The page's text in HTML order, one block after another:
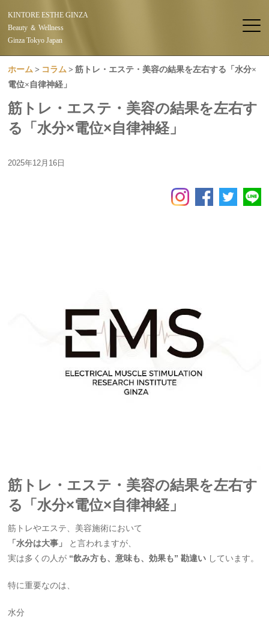
KINTORE ESTHE GINZA
Beauty ＆ Wellness
Ginza Tokyo Japan
ホーム コラム
筋トレ・エステ・美容の結果を左右する「水分×
電位×自律神経」
筋トレ・エステ・美容の結果を左右す
る「水分×電位×自律神経」
2025年12月16日
筋トレ・エステ・美容の結果を左右す
る「水分×電位×自律神経」
筋トレやエステ、美容施術において
「水分は大事」
と言われますが、
実は多くの人が “飲み方も、意味も、効果も” 勘違い しています。
特に重要なのは、
水分